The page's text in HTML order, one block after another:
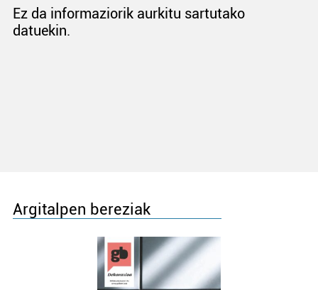
Ez da informaziorik aurkitu sartutako
datuekin.
Argitalpen bereziak